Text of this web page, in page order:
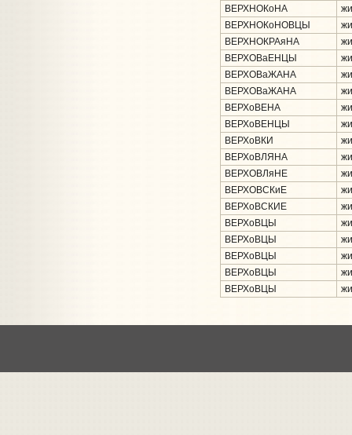
ВЕРХНОКоНА
ВЕРХНОКоНОВЦЫ
ВЕРХНОКРАяНА
ВЕРХОВаЕНЦЫ
ВЕРХОВаЖАНА
ВЕРХОВаЖАНА
ВЕРХоВЕНА
ВЕРХоВЕНЦЫ
ВЕРХоВКИ
ВЕРХоВЛЯНА
ВЕРХОВЛяНЕ
ВЕРХОВСКиЕ
ВЕРХоВСКИЕ
ВЕРХоВЦЫ
ВЕРХоВЦЫ
ВЕРХоВЦЫ
ВЕРХоВЦЫ
ВЕРХоВЦЫ